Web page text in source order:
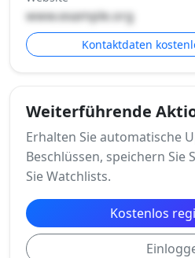
www.example.org
Kontaktdaten
Weiterführende
Erhalten Sie automatische
Beschlüssen, speichern Sie
Sie Watchlists.
Kostenlos